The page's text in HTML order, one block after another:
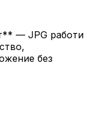
— JPG работи
без